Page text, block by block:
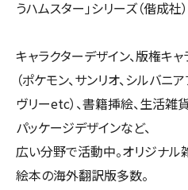
うハムスター」シリーズ（偕成社）
キャラクターデザイン、版権キ
（ポケモン、サンリオ、シルバニ
ヴリーetc）、書籍挿絵、生活
パッケージデザインなど、
広い分野で活動中。オリジナ
絵本の海外翻訳版多数。